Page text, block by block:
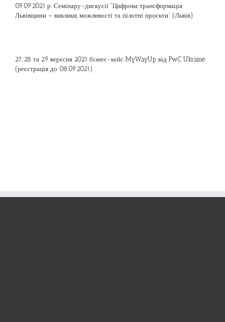
09.09.2021 р. Семінару-дискусії “Цифрова трансформація
Львівщини – виклики, можливості та пілотні проєкти” (Львів)
27, 28 та 29 вересня 2021 бізнес-кейс MyWayUp від PwC Ukraine
(реєстрація до 08.09.2021)